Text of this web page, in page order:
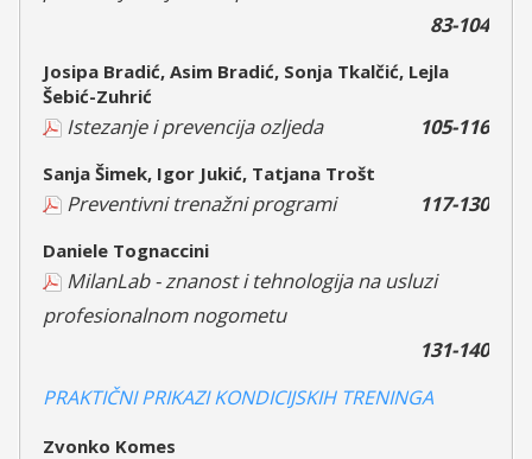
83-104
Josipa Bradić, Asim Bradić, Sonja Tkalčić, Lejla
Šebić-Zuhrić
Istezanje i prevencija ozljeda 105-116
Sanja Šimek, Igor Jukić, Tatjana Trošt
Preventivni trenažni programi 117-130
Daniele Tognaccini
MilanLab - znanost i tehnologija na usluzi
profesionalnom nogometu
131-140
PRAKTIČNI PRIKAZI KONDICIJSKIH TRENINGA
Zvonko Komes